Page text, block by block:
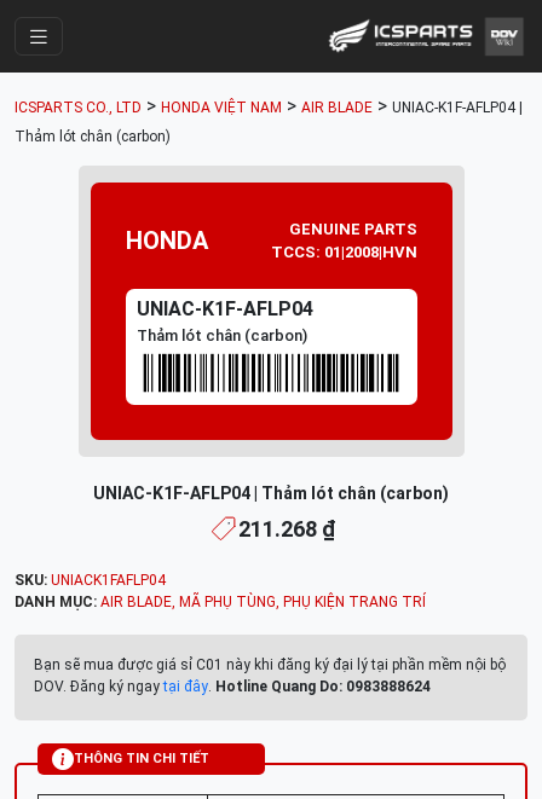
Parts Catalogue
Mã Phụ Tùng
Tài khoản
ICSPARTS CO., LTD > HONDA VIỆT NAM > AIR BLADE > UNIAC-K1F-AFLP04 |
Thảm lót chân (carbon)
HONDA
GENUINE PARTS
TCCS: 01|2008|HVN
UNIAC-K1F-AFLP04
Thảm lót chân (carbon)
UNIAC-K1F-AFLP04 | Thảm lót chân (carbon)
211.268 ₫
SKU: UNIACK1FAFLP04
DANH MỤC: AIR BLADE, MÃ PHỤ TÙNG, PHỤ KIỆN TRANG TRÍ
Bạn sẽ mua được giá sỉ C01 này khi đăng ký đại lý tại phần mềm nội bộ
DOV. Đăng ký ngaytại đây. Hotline Quang Do: 0983888624
THÔNG TIN CHI TIẾT